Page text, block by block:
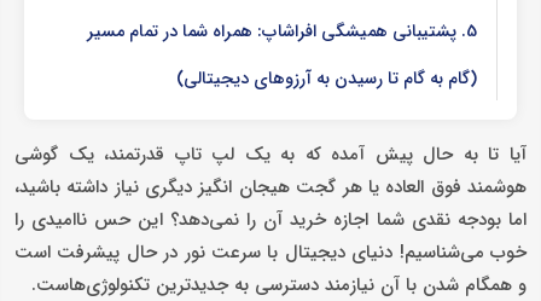
5. پشتیبانی همیشگی افراشاپ: همراه شما در تمام مسیر
(گام به گام تا رسیدن به آرزوهای دیجیتالی)
آیا تا به حال پیش آمده که به یک لپ تاپ قدرتمند، یک گوشی
هوشمند فوق ‌العاده یا هر گجت هیجان ‌انگیز دیگری نیاز داشته باشید،
اما بودجه نقدی شما اجازه خرید آن را نمی‌دهد؟ این حس ناامیدی را
خوب می‌شناسیم! دنیای دیجیتال با سرعت نور در حال پیشرفت است
و همگام شدن با آن نیازمند دسترسی به جدیدترین تکنولوژی‌هاست.